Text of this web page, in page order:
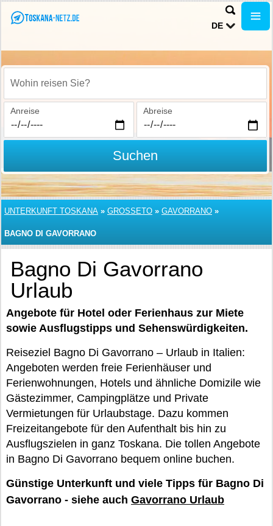
DE
Wohin reisen Sie?
Anreise Abreise
Suchen
UNTERKUNFT TOSKANA » GROSSETO » GAVORRANO »
BAGNO DI GAVORRANO
Bagno Di Gavorrano
Urlaub
Angebote für Hotel oder Ferienhaus zur Miete
sowie Ausflugstipps und Sehenswürdigkeiten.
Reiseziel Bagno Di Gavorrano – Urlaub in Italien:
Angeboten werden freie Ferienhäuser und
Ferienwohnungen, Hotels und ähnliche Domizile wie
Gästezimmer, Campingplätze und Private
Vermietungen für Urlaubstage. Dazu kommen
Freizeitangebote für den Aufenthalt bis hin zu
Ausflugszielen in ganz Toskana. Die tollen Angebote
in Bagno Di Gavorrano bequem online buchen.
Günstige Unterkunft und viele Tipps für Bagno Di
Gavorrano - siehe auch Gavorrano Urlaub